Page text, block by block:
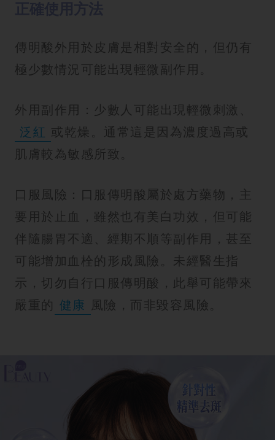
傳明酸外用於皮膚是相對安全的，但仍有
極少數情況可能出現輕微副作用。
外用副作用：少數人可能出現輕微刺激、
泛紅 或乾燥。通常這是因為濃度過高或
肌膚較為敏感所致。
口服風險：口服傳明酸屬於處方藥物，主
要用於止血，雖然也有美白功效，但可能
伴隨腸胃不適、經期不順等副作用，甚至
可能增加血栓的形成風險。未經醫生指
示，切勿自行口服傳明酸，此舉可能帶來
嚴重的 健康 風險，而非毀容風險。